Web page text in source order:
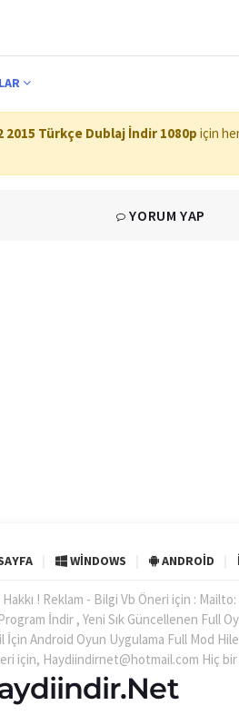
Türkçe Dublaj İndir 1080p için
YORUM YAP
WINDOWS ANDROID
! Reklam - Bilgi Vb Öneri için :
İndir , Yeni Sık Güncellenen Full
İçin Android Oyun Uygulama Full Mod
için, Haydiindirnet@hotmail.com Hiç bir